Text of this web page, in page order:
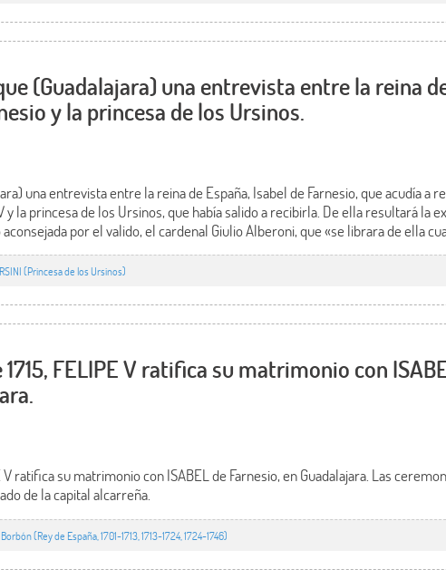
(Guadalajara) una entrevista entre la reina
y la princesa de los Ursinos.
una entrevista entre la reina de España, Isabel de Farnesio, que acudía a
la princesa de los Ursinos, que había salido a recibirla. De ella resultará la
por el valido, el cardenal Giulio Alberoni, que «se librara de ella
(Princesa de los Ursinos)
FELIPE V ratifica su matrimonio con
V ratifica su matrimonio con ISABEL de Farnesio, en Guadalajara. Las
de la capital alcarreña.
(Rey de España, 1701-1713, 1713-1724, 1724-1746)